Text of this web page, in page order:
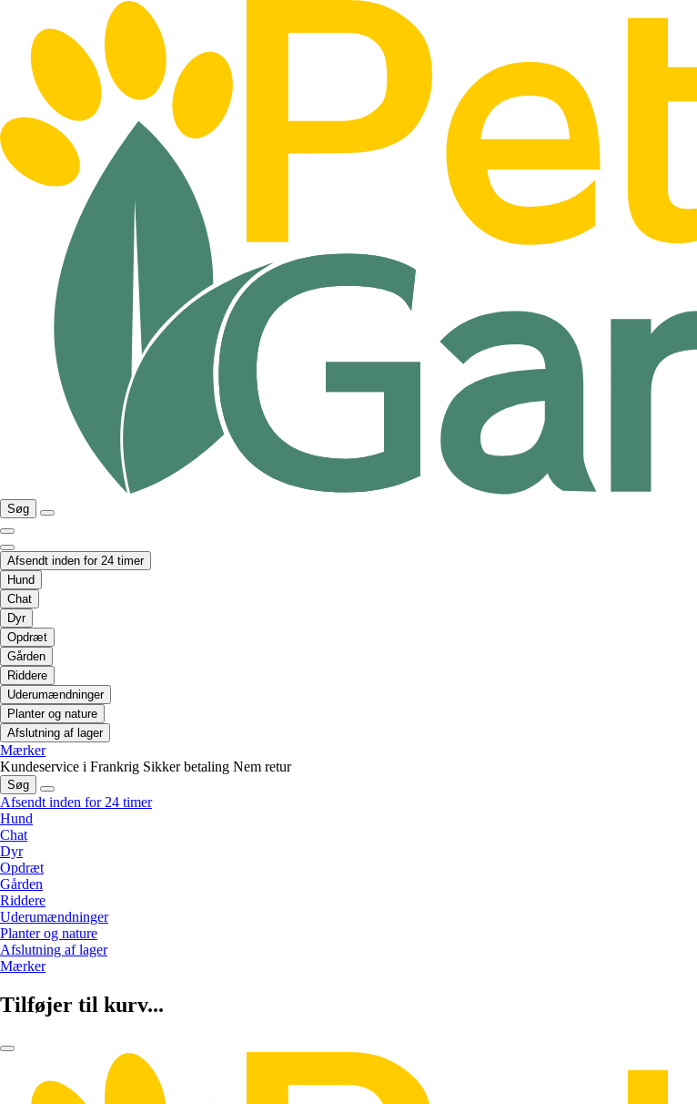
Søg
Afsendt inden for 24 timer
Hund
Chat
Dyr
Opdræt
Gården
Riddere
Uderumændninger
Planter og nature
Afslutning af lager
Mærker
Kundeservice i Frankrig Sikker betaling Nem retur
Søg
Afsendt inden for 24 timer
Hund
Chat
Dyr
Opdræt
Gården
Riddere
Uderumændninger
Planter og nature
Afslutning af lager
Mærker
Tilføjer til kurv...